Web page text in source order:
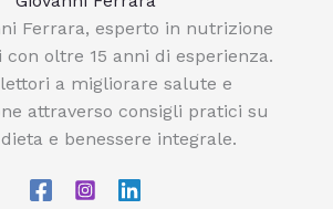
Ferrara, esperto in nutrizione
con oltre 15 anni di esperienza.
a migliorare salute e
attraverso consigli pratici su
e benessere integrale.